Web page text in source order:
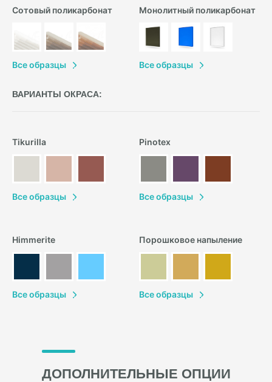
Сотовый поликарбонат
Все образцы
Монолитный поликарбонат
Все образцы
ВАРИАНТЫ ОКРАСА:
Tikurilla
Все образцы
Pinotex
Все образцы
Himmerite
Все образцы
Порошковое напыление
Все образцы
ДОПОЛНИТЕЛЬНЫЕ ОПЦИИ